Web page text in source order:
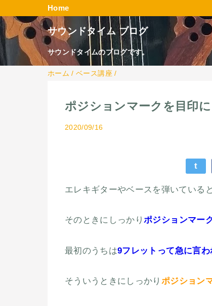
Home
サウンドタイム ブログ
サウンドタイムのブログです。
ホーム /ベース講座 /
ポジションマークを目印
2020/09/16
t
エレキギターやベースを弾いている
そのときにしっかりポジションマー
最初のうちは9フレットって急に言
そういうときにしっかり ポジション